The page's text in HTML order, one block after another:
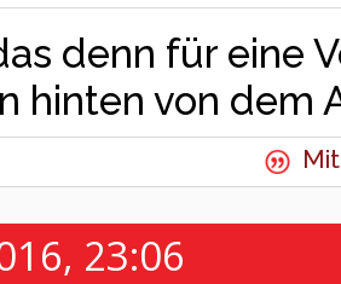
denn für eine
hinten von dem
23:06